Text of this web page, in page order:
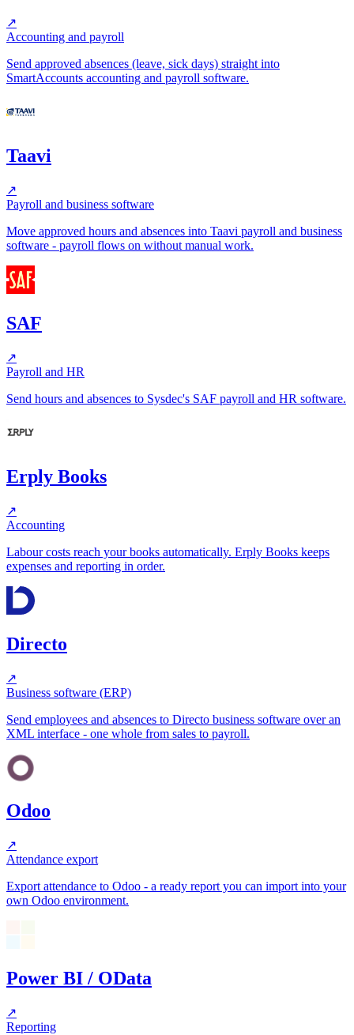
↗
Accounting and payroll
Send approved absences (leave, sick days) straight into
SmartAccounts accounting and payroll software.
Taavi
↗
Payroll and business software
Move approved hours and absences into Taavi payroll and business
software - payroll flows on without manual work.
SAF
↗
Payroll and HR
Send hours and absences to Sysdec's SAF payroll and HR software.
Erply Books
↗
Accounting
Labour costs reach your books automatically. Erply Books keeps
expenses and reporting in order.
Directo
↗
Business software (ERP)
Send employees and absences to Directo business software over an
XML interface - one whole from sales to payroll.
Odoo
↗
Attendance export
Export attendance to Odoo - a ready report you can import into your
own Odoo environment.
Power BI / OData
↗
Reporting